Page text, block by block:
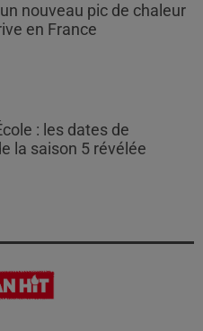
nouveau pic de chaleur
en France
: les dates de
la saison 5 révélée